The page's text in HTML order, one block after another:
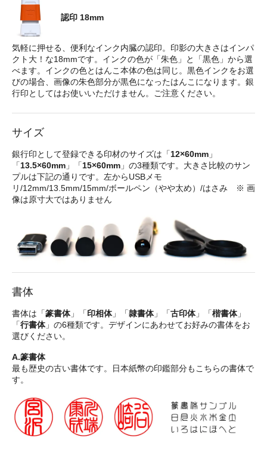
認印 18mm
気軽に押せる、便利なインク内臓の認印。印影の大きさはインパ
クト大！な18mmです。インクの色が「朱色」と「黒色」から選
べます。インクの色とはんこ本体の色は同じ。黒色インクをお選
びの場合、画像の朱色部分が黒色になったはんこになります。銀
行印としてはお使いいただけません。ご注意ください。
サイズ
銀行印として登録できる印材のサイズは「12×60mm 」
「13.5×60mm 」「15×60mm 」の3種類です。大きさ比較のサン
プルは下記の通りです。左からUSBメモ
リ/12mm/13.5mm/15mm/ボールペン（やや太め）/はさみ ※ 画
像は原寸大ではありません
書体
書体は「篆書体」「印相体」「隷書体」「古印体」「楷書体」
「行書体」の6種類です。デザインにあわせてお好みの書体をお
選びください。
A.篆書体
最も歴史の古い書体です。日本紙幣の印鑑部分もこちらの書体で
す。